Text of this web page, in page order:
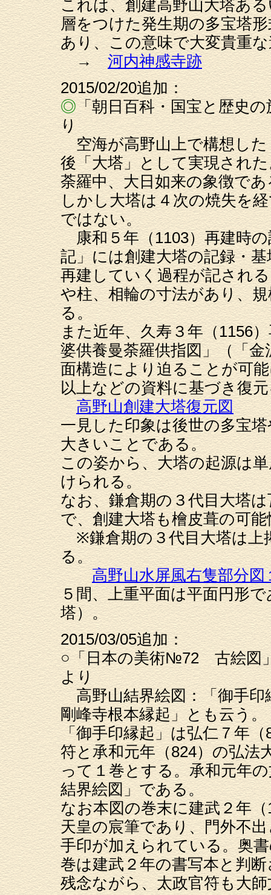
これは、創建高野山大塔あ
層をつけた発生期の多宝塔
あり、この意味で大変貴重
→河内神感寺跡
2015/02/20追加：
◎「朝日百科・国宝と歴
り
空海が高野山上で構想した
後「大塔」として実現され
荼羅中、大日如来の象徴で
しかし大塔は４次の焼失を
ではない。
康和５年（1103）再建時の
記」には創建大塔の記録・
再建していく過程が記され
や柱、相輪の寸法があり、
る。
また近年、久寿３年（1156
婆供養曼荼羅供指図」（「
面構造により迫ることが可
以上などの資料に基づき復
高野山創建大塔復元図
一見した印象は後世の多宝
大きいことである。
この姿から、大塔の起源は
けられる。
なお、鎌倉期の３代目大塔
で、創建大塔も檜皮葺の可
※鎌倉期の３代目大塔は上
る。
高野山水屏風右隻部分図
５間、上重平面は平面円形
塔）。
2015/03/05追加：
○「日本の美術№72 古絵図
より
高野山結界絵図：「御手印
剛峰寺根本縁起」とも云う。
「御手印縁起」は弘仁７年
符と承和元年（824）の弘法
って１巻とする。承和元年
結界絵図」である。
なお本図の巻末に建武２年
天皇の宸筆であり、門外不
手印が加えられている。奥
巻は建武２年の書写本と判
残念ながら、太政官符も大